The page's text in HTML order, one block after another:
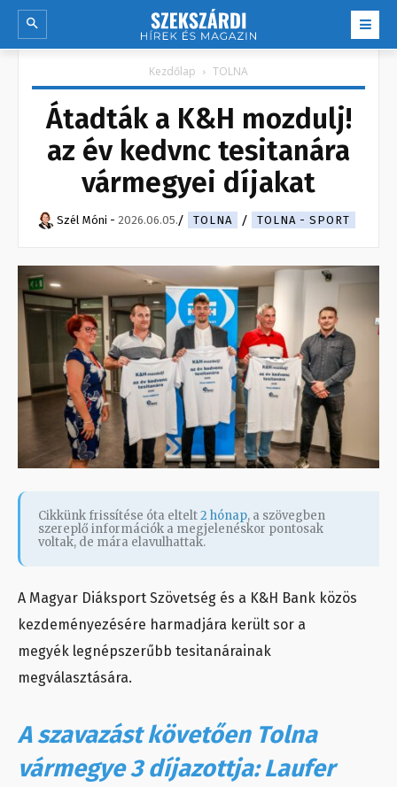
Kezdőlap TOLNA
Átadták a K&H mozdulj!
az év kedvnc tesitanára
vármegyei díjakat
Szél Móni - 2026.06.05. TOLNA TOLNA - SPORT
Cikkünk frissítése óta eltelt2 hónap, a szövegben
szereplő információk a megjelenéskor pontosak
voltak, de mára elavulhattak.
A Magyar Diáksport Szövetség és a K&H Bank közös
kezdeményezésére harmadjára került sor a
megyék legnépszerűbb tesitanárainak
megválasztására.
A szavazást követően Tolna
vármegye 3 díjazottja: Laufer